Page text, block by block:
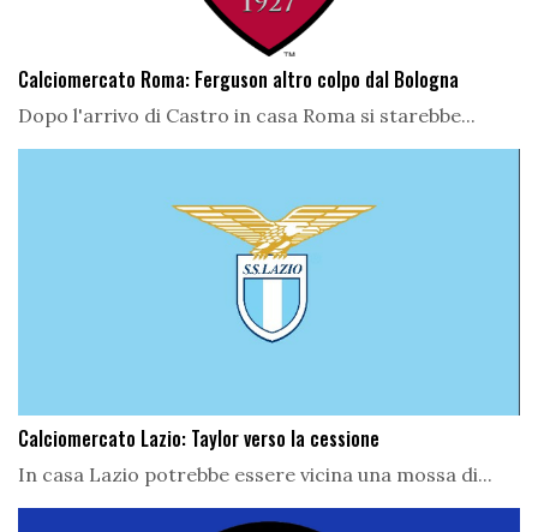
Calciomercato Roma: Ferguson altro colpo dal Bologna
Dopo l'arrivo di Castro in casa Roma si starebbe...
Calciomercato Lazio: Taylor verso la cessione
In casa Lazio potrebbe essere vicina una mossa di...